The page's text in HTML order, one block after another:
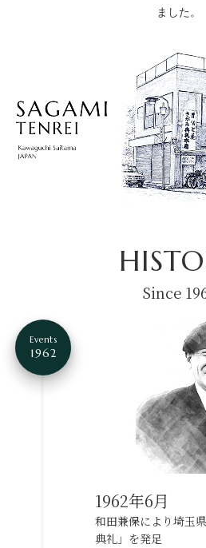
ました。
Since
Events
1962
1962年6月
和田兼保により埼玉
典礼」を発足